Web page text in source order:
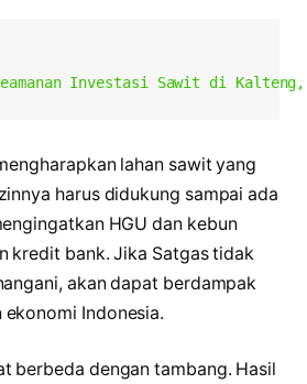
Investasi Sawit di
lahan sawit yang
harus didukung sampai ada
HGU dan kebun
kredit bank. Jika Satgas tidak
akan dapat berdampak
Indonesia.
berbeda dengan tambang. Hasil